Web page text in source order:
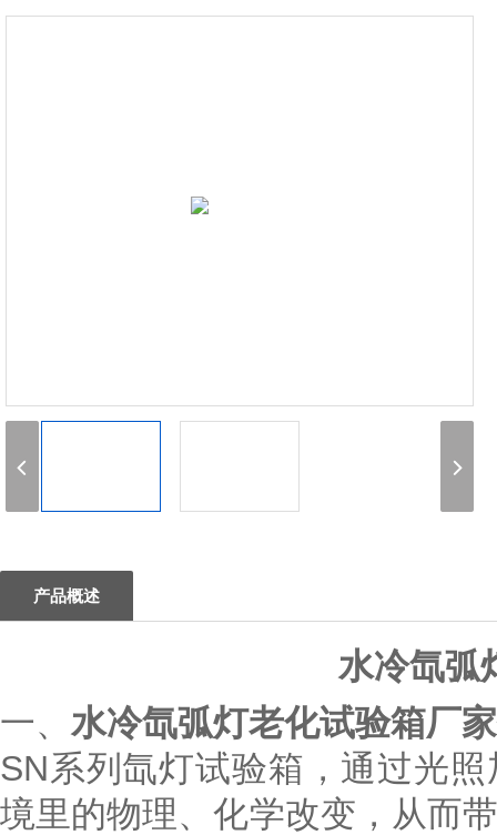
产品概述
水冷氙弧
一、 水冷氙弧灯老化试验箱厂
SN系列氙灯试验箱，通过光
境里的物理、化学改变，从而